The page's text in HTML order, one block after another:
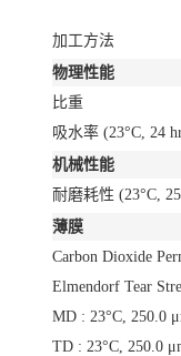
加工方法
物理性能
比重
吸水率 (23°C, 24
机械性能
耐磨耗性 (23°C,
薄膜
Carbon Dioxide
Elmendorf Tear
MD : 23°C, 250.0
TD : 23°C, 250.0